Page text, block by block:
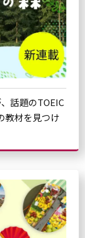
話題のTOEIC
教材を見つけ